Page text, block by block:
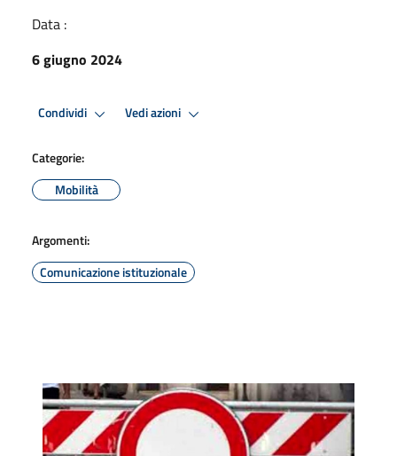
Data :
6 giugno 2024
Condividi Vedi azioni
Categorie:
Mobilità
Argomenti:
Comunicazione istituzionale